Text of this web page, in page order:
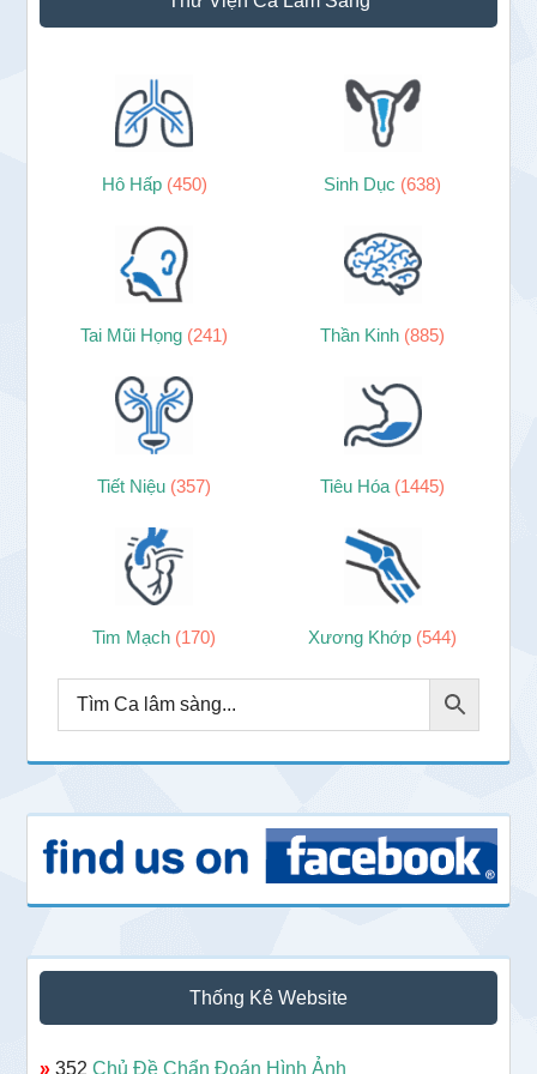
chính
Hô Hấp (450) Sinh Dục (638)
Tai Mũi Họng (241) Thần Kinh (885)
Tiết Niệu (357) Tiêu Hóa (1445)
Tim Mạch (170) Xương Khớp (544)
Thống Kê Website
» 352Chủ Đề Chẩn Đoán Hình Ảnh